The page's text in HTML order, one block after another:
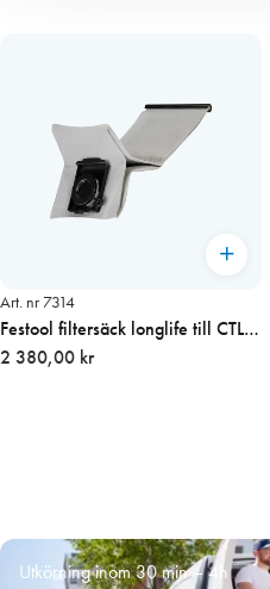
Art. nr 7314
Festool filtersäck longlife till CTL
26
2 380,00 kr
Utkörning inom 30 min – 4h